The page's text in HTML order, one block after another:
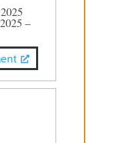
–